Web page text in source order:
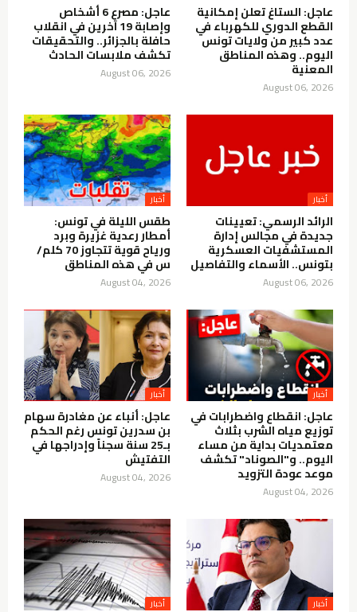
عاجل: الستاغ تعلن إمكانية
القطع الدوري للكهرباء في
عدد كبير من ولايات تونس
اليوم.. وهذه المناطق
المعنية
August 06, 2026
عاجل: مصرع 6 أشخاص
وإصابة 19 آخرين في انقلاب
حافلة بالجزائر.. والتحقيقات
تكشف ملابسات الحادث
August 06, 2026
أخبار
الرائد الرسمي: تعيينات
جديدة في مجالس إدارة
المستشفيات العسكرية
بتونس.. الأسماء والتفاصيل
August 06, 2026
أخبار
طقس الليلة في تونس:
أمطار رعدية غزيرة وبرد
ورياح قوية تتجاوز 70 كلم/
س في هذه المناطق
August 04, 2026
أخبار
عاجل: انقطاع واضطرابات في
توزيع مياه الشرب بثلاث
معتمديات بداية من مساء
اليوم.. و"الصوناد" تكشف
موعد عودة التزويد
August 04, 2026
أخبار
عاجل: أنباء عن مغادرة سهام
بن سدرين تونس رغم الحكم
بـ25 سنة سجناً وإدراجها في
التفتيش
August 04, 2026
أخبار أخبار